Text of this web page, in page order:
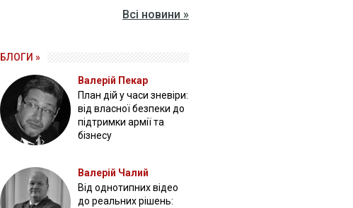
Всі новини »
БЛОГИ »
Валерій Пекар
План дій у часи зневіри:
від власної безпеки до
підтримки армії та
бізнесу
Валерій Чалий
Від однотипних відео
до реальних рішень: